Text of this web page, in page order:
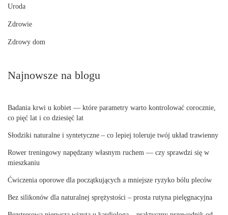
Uroda
Zdrowie
Zdrowy dom
Najnowsze na blogu
Badania krwi u kobiet — które parametry warto kontrolować corocznie,
co pięć lat i co dziesięć lat
Słodziki naturalne i syntetyczne – co lepiej toleruje twój układ trawienny
Rower treningowy napędzany własnym ruchem — czy sprawdzi się w
mieszkaniu
Ćwiczenia oporowe dla początkujących a mniejsze ryzyko bólu pleców
Bez silikonów dla naturalnej sprężystości – prosta rutyna pielęgnacyjna